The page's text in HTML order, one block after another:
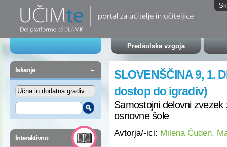
Predšolska vzgoja
Iskanje -
Interaktivno -
SLOVENŠČINA 9, 1.
dostop do igradiv)
Samostojni delovni
osnovne šole
Avtorja/-ici: Milena Čuden,